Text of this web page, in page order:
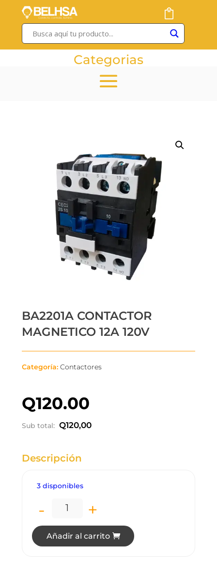
Categorias
BA2201A CONTACTOR
MAGNETICO 12A 120V
Categoría: Contactores
Q120.00
Sub total: Q120,00
Descripción
3 disponibles
BA2201A CONTACTOR MAGNETICO 12A
- +
Añadir al carrito